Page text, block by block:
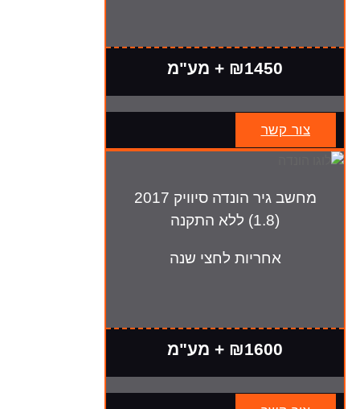
₪1450 + מע"מ
צור קשר
מחשב גיר הונדה סיוויק 2017
(1.8) ללא התקנה
אחריות לחצי שנה
₪1600 + מע"מ